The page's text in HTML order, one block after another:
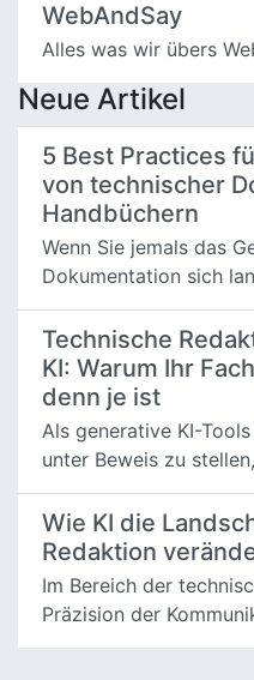
WebAndSay
Alles was wir übers
Neue Artikel
5 Best Practices
von technischer
Handbüchern
Wenn Sie jemals das
Dokumentation sich
Technische
KI: Warum Ihr
denn je ist
Als generative KI-
unter Beweis zu
Wie KI die
Redaktion
Im Bereich der
Präzision der